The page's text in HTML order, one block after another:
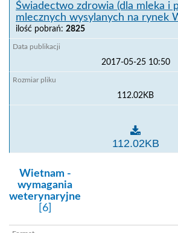
Świadectwo zdrowia (dla mleka i
mlecznych wysylanych na rynek
ilość pobrań: 2825
2017-05-25 10:50
112.02KB
Świadectwo zdrowia (dla mleka
112.02KB
kategoria:
Wietnam -
wymagania
weterynaryjne
[6]